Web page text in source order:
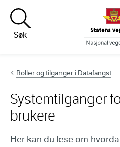
Hopp til innhold
Søk
Roller og tilganger i Datafangst
Systemtilganger
brukere
Her kan du lese om